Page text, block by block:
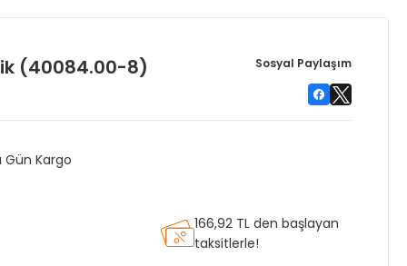
(40084.00-8) Sosyal Paylaşım
Gün Kargo
166,92 TL den başlayan
taksitlerle!